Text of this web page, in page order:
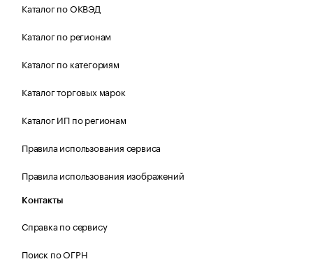
Каталог по ОКВЭД
Каталог по регионам
Каталог по категориям
Каталог торговых марок
Каталог ИП по регионам
Правила использования сервиса
Правила использования изображений
Контакты
Справка по сервису
Поиск по ОГРН